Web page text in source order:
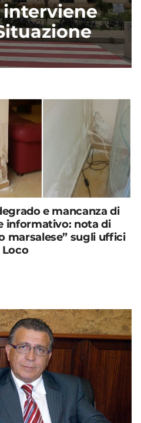
interviene
e mancanza di
informativo: nota di
marsalese” sugli uffici
Loco